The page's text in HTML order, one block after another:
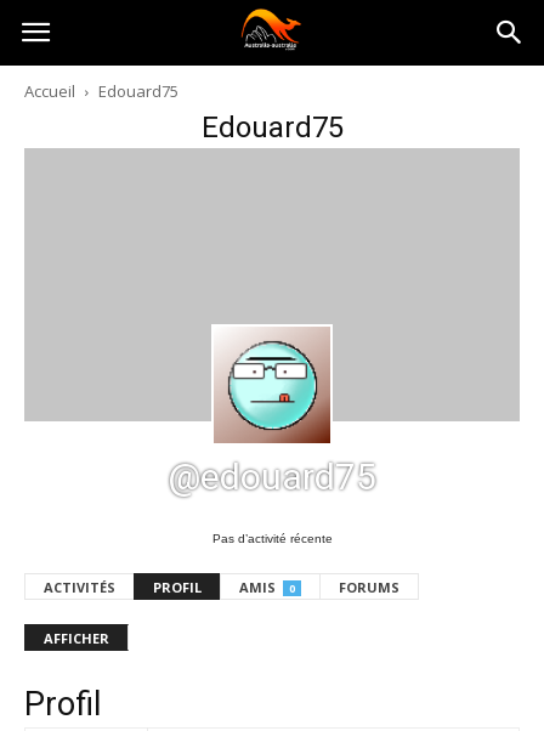
Australia-
australie.com
Accueil Edouard75
Edouard75
@edouard75
Pas d’activité récente
ACTIVITÉS PROFIL AMIS 0 FORUMS
AFFICHER
Profil